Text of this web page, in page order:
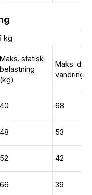
kg
Maks. statisk
belastning
(kg)
Maks. dyn.
vandring
40 68
48 53
52 42
66 39